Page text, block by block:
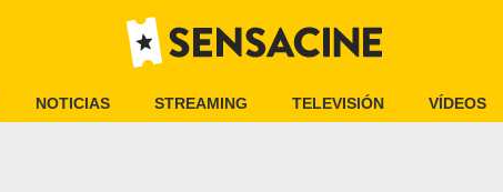
NOTICIAS STREAMING TELEVISIÓN VÍDEOS